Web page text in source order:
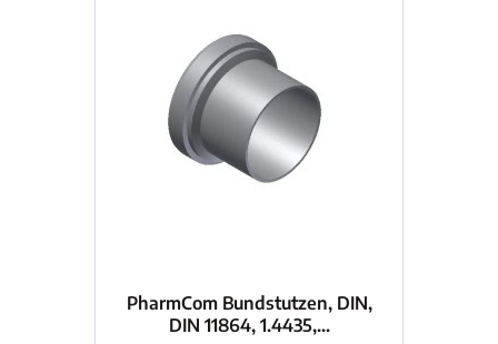
PharmCom Bundstutzen, DIN,
DIN 11864, 1.4435,...